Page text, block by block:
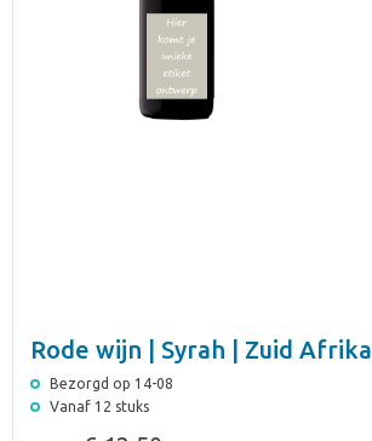
Rode wijn | Syrah | Zuid Afrika
Bezorgd op 14-08
Vanaf 12 stuks